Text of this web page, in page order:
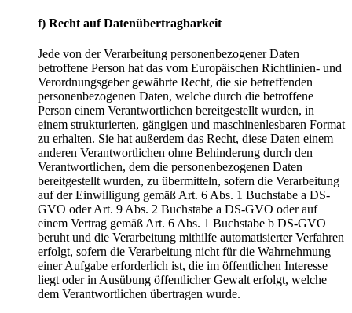
f) Recht auf Datenübertragbarkeit
Jede von der Verarbeitung personenbezogener Daten
betroffene Person hat das vom Europäischen Richtlinien- und
Verordnungsgeber gewährte Recht, die sie betreffenden
personenbezogenen Daten, welche durch die betroffene
Person einem Verantwortlichen bereitgestellt wurden, in
einem strukturierten, gängigen und maschinenlesbaren Format
zu erhalten. Sie hat außerdem das Recht, diese Daten einem
anderen Verantwortlichen ohne Behinderung durch den
Verantwortlichen, dem die personenbezogenen Daten
bereitgestellt wurden, zu übermitteln, sofern die Verarbeitung
auf der Einwilligung gemäß Art. 6 Abs. 1 Buchstabe a DS-
GVO oder Art. 9 Abs. 2 Buchstabe a DS-GVO oder auf
einem Vertrag gemäß Art. 6 Abs. 1 Buchstabe b DS-GVO
beruht und die Verarbeitung mithilfe automatisierter Verfahren
erfolgt, sofern die Verarbeitung nicht für die Wahrnehmung
einer Aufgabe erforderlich ist, die im öffentlichen Interesse
liegt oder in Ausübung öffentlicher Gewalt erfolgt, welche
dem Verantwortlichen übertragen wurde.